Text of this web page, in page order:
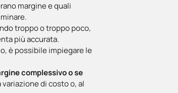
margine e quali
troppo o troppo poco,
più accurata.
è possibile impiegare le
complessivo o se
di costo o, al